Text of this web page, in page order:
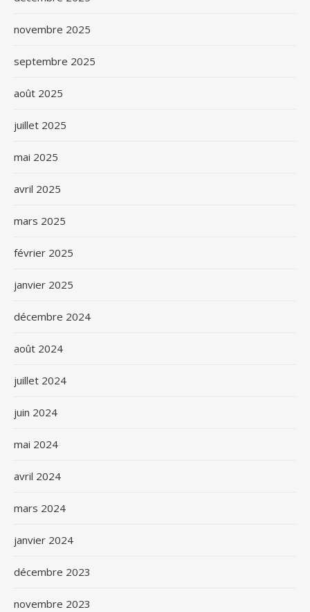
novembre 2025
septembre 2025
août 2025
juillet 2025
mai 2025
avril 2025
mars 2025
février 2025
janvier 2025
décembre 2024
août 2024
juillet 2024
juin 2024
mai 2024
avril 2024
mars 2024
janvier 2024
décembre 2023
novembre 2023